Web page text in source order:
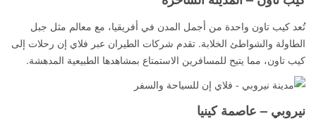
تُعد كيب تاون واحدة من أجمل المدن في أفريقيا، مع معالم مثل جبل
الطاولة والشواطئ الخلابة. تقدم شركات الطيران عبر فلاي إن رحلات إلى
كيب تاون، مما يتيح للمسافرين الاستمتاع بمشاهدها الطبيعية المدهشة.
نيروبي – عاصمة كينيا